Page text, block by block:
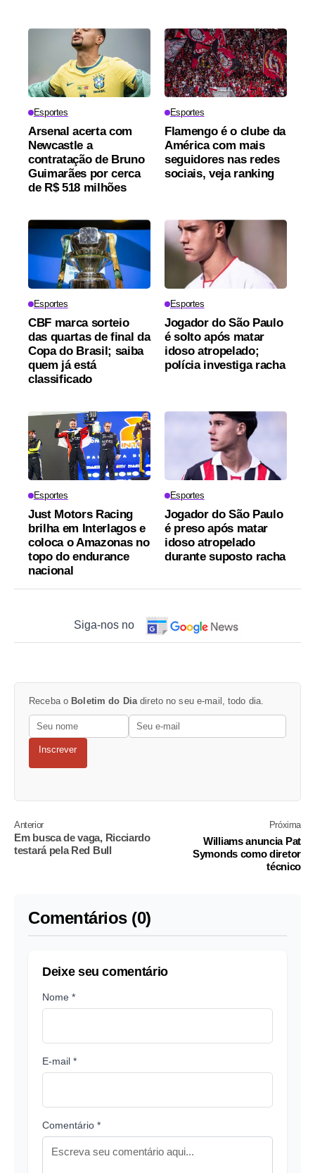
Esportes
Arsenal acerta com
Newcastle a
contratação de Bruno
Guimarães por cerca
de R$ 518 milhões
Esportes
Flamengo é o clube da
América com mais
seguidores nas redes
sociais, veja ranking
Esportes
CBF marca sorteio
das quartas de final da
Copa do Brasil; saiba
quem já está
classificado
Esportes
Jogador do São Paulo
é solto após matar
idoso atropelado;
polícia investiga racha
Esportes
Just Motors Racing
brilha em Interlagos e
coloca o Amazonas no
topo do endurance
nacional
Esportes
Jogador do São Paulo
é preso após matar
idoso atropelado
durante suposto racha
Siga-nos no
Receba o Boletim do Dia direto no seu e-mail, todo dia.
Inscrever
Anterior
Em busca de vaga, Ricciardo
testará pela Red Bull
Próxima
Williams anuncia Pat
Symonds como diretor
técnico
Comentários (0)
Deixe seu comentário
Nome *
E-mail *
Comentário *